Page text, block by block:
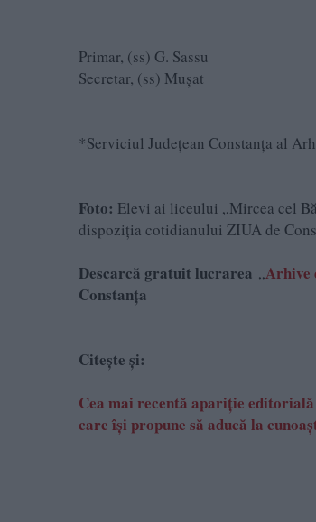
Primar, (ss) G. Sassu
Secretar, (ss) Mușat
*Serviciul Judeţean Constanţa al
Foto: Elevi ai liceului „Mircea cel
dispoziţia cotidianului ZIUA de
Descarcă gratuit lucrarea „Arhive
Constanța
Citește și:
Cea mai recentă apariție
care își propune să aducă la